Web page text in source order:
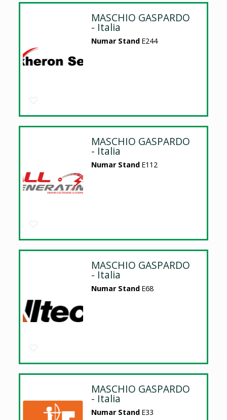
MASCHIO GASPARDO
- Italia
Numar Stand E244
MASCHIO GASPARDO
- Italia
Numar Stand E112
MASCHIO GASPARDO
- Italia
Numar Stand E68
MASCHIO GASPARDO
- Italia
Numar Stand E33